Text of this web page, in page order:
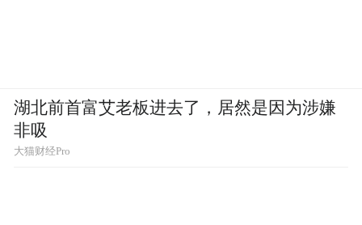
湖北前首富艾老板进去了，居然是因为涉嫌
非吸
大猫财经Pro